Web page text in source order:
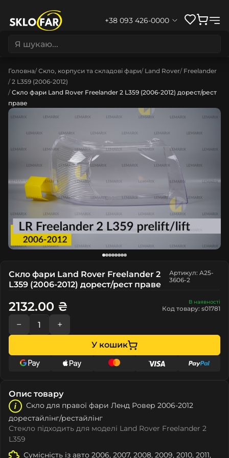
+38 093 426-0000
Головна Скло, корпуси та складові фари Land Rover Freelander
2 L359 (2006-2012)
Скло фари Land Rover Freelander 2 L359 (2006-2012) дорест/рест
праве
Скло фари Land Rover Freelander 2
L359 (2006-2012) дорест/рест праве
Артикул: A25-
3606-2
В наявності
Код товару: s01781
2132.00 ₴
− +
У кошик
Опис товару
Скло для правої фари Лeнд Ровeр 2006-2012
дорестайлінг/рестайлінг
Стекло підходить для моделі Land Rover Freelander 2
L359
Сумісність із авто 2006, 2007, 2008, 2009, 2010, 2011,